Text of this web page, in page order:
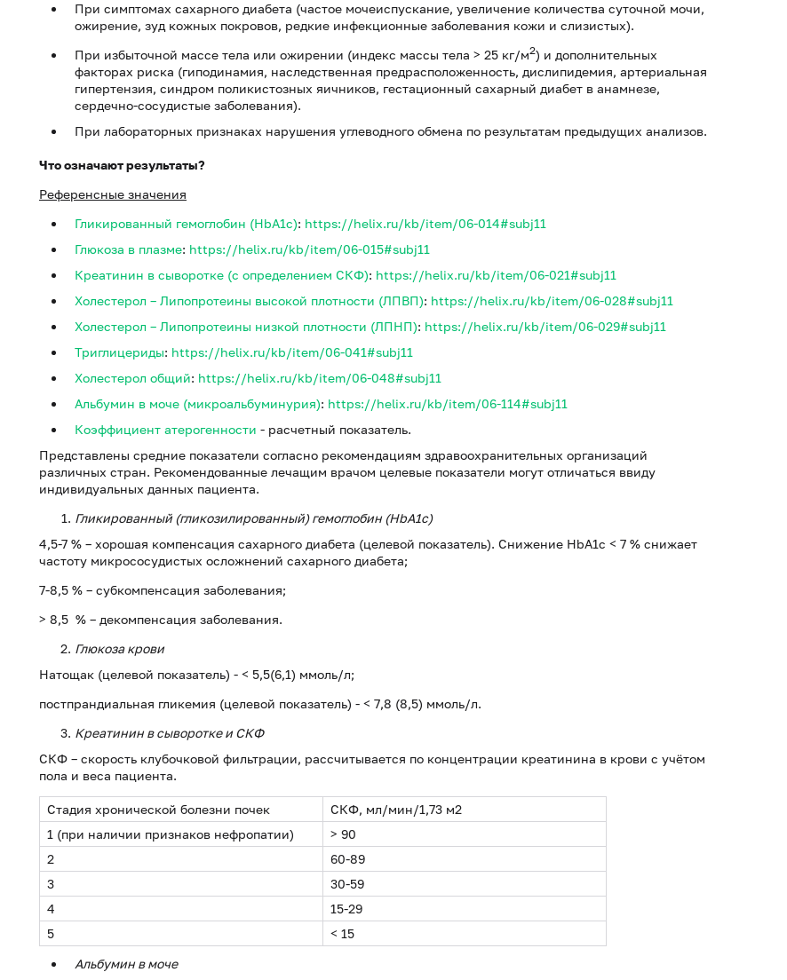
При симптомах сахарного диабета (частое мочеиспускание, увеличение количества суточной мочи,
ожирение, зуд кожных покровов, редкие инфекционные заболевания кожи и слизистых).
При избыточной массе тела или ожирении (индекс массы тела > 25 кг/м2) и дополнительных
факторах риска (гиподинамия, наследственная предрасположенность, дислипидемия, артериальная
гипертензия, синдром поликистозных яичников, гестационный сахарный диабет в анамнезе,
сердечно-сосудистые заболевания).
При лабораторных признаках нарушения углеводного обмена по результатам предыдущих анализов.
Что означают результаты?
Референсные значения
Гликированный гемоглобин (HbA1c): https://helix.ru/kb/item/06-014#subj11
Глюкоза в плазме: https://helix.ru/kb/item/06-015#subj11
Креатинин в сыворотке (с определением СКФ): https://helix.ru/kb/item/06-021#subj11
Холестерол – Липопротеины высокой плотности (ЛПВП): https://helix.ru/kb/item/06-028#subj11
Холестерол – Липопротеины низкой плотности (ЛПНП): https://helix.ru/kb/item/06-029#subj11
Триглицериды: https://helix.ru/kb/item/06-041#subj11
Холестерол общий: https://helix.ru/kb/item/06-048#subj11
Альбумин в моче (микроальбуминурия): https://helix.ru/kb/item/06-114#subj11
Коэффициент атерогенности - расчетный показатель.
Представлены средние показатели согласно рекомендациям здравоохранительных организаций
различных стран. Рекомендованные лечащим врачом целевые показатели могут отличаться ввиду
индивидуальных данных пациента.
Гликированный (гликозилированный) гемоглобин (HbA1c)
4,5-7 % – хорошая компенсация сахарного диабета (целевой показатель). Cнижение HbA1c < 7 % снижает
частоту микрососудистых осложнений сахарного диабета;
7-8,5 % – субкомпенсация заболевания;
> 8,5 % – декомпенсация заболевания.
Глюкоза крови
Натощак (целевой показатель) - < 5,5(6,1) ммоль/л;
постпрандиальная гликемия (целевой показатель) - < 7,8 (8,5) ммоль/л.
Креатинин в сыворотке и СКФ
СКФ – скорость клубочковой фильтрации, рассчитывается по концентрации креатинина в крови с учётом
пола и веса пациента.
Стадия хронической болезни почек
СКФ, мл/мин/1,73 м2
1 (при наличии признаков нефропатии)
> 90
2
60-89
3
30-59
4
15-29
5
< 15
Альбумин в моче